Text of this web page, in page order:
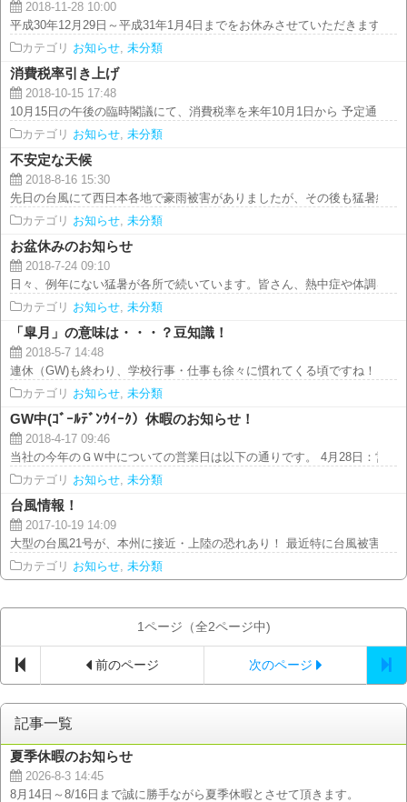
2018-11-28 10:00
平成30年12月29日～平成31年1月4日までをお休みさせていただきます。
カテゴリ お知らせ, 未分類
消費税率引き上げ
2018-10-15 17:48
10月15日の午後の臨時閣議にて、消費税率を来年10月1日から 予定通り10
カテゴリ お知らせ, 未分類
不安定な天候
2018-8-16 15:30
先日の台風にて西日本各地で豪雨被害がありましたが、その後も猛暑続き
カテゴリ お知らせ, 未分類
お盆休みのお知らせ
2018-7-24 09:10
日々、例年にない猛暑が各所で続いています。皆さん、熱中症や体調を崩
カテゴリ お知らせ, 未分類
「皐月」の意味は・・・？豆知識！
2018-5-7 14:48
連休（GW)も終わり、学校行事・仕事も徐々に慣れてくる頃ですね！ ５
カテゴリ お知らせ, 未分類
GW中(ｺﾞｰﾙﾃﾞﾝｳｲｰｸ）休暇のお知らせ！
2018-4-17 09:46
当社の今年のＧＷ中についての営業日は以下の通りです。 4月28日：
カテゴリ お知らせ, 未分類
台風情報！
2017-10-19 14:09
大型の台風21号が、本州に接近・上陸の恐れあり！ 最近特に台風被害の
カテゴリ お知らせ, 未分類
1ページ（全2ページ中)
前のページ 次のページ
記事一覧
夏季休暇のお知らせ
2026-8-3 14:45
8月14日～8/16日まで誠に勝手ながら夏季休暇とさせて頂きます。